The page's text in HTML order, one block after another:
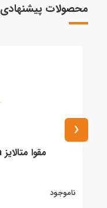
محصولات پیشنهادی
مقوا متالایز 100x70cm مشکی اشتنباخ
ناموجود
‹